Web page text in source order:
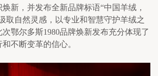
新，并发布全新品牌标语“中国羊绒，
取自然灵感，以专业和智慧守护羊绒之
鄂尔多斯1980品牌焕新发布充分体现了
不断变革的信心。